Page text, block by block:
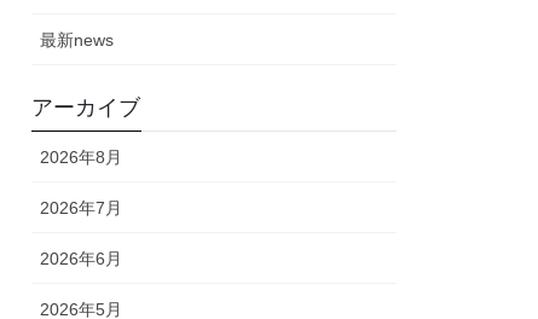
最新news
アーカイブ
2026年8月
2026年7月
2026年6月
2026年5月